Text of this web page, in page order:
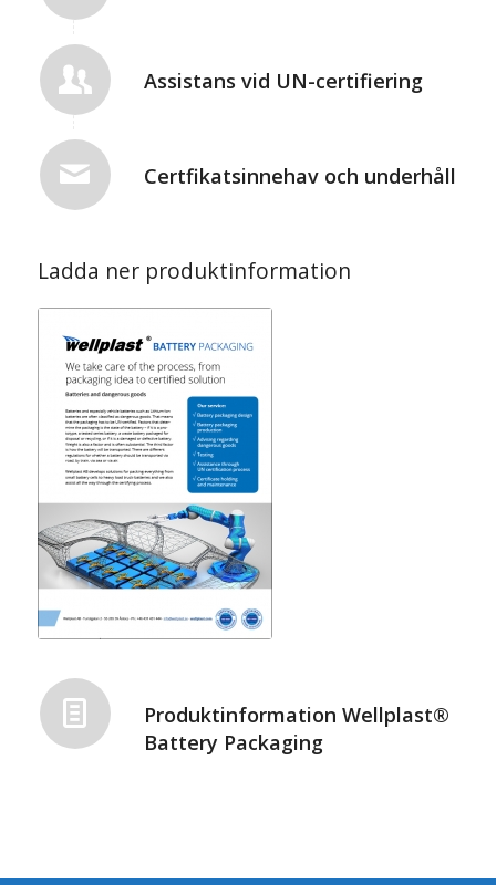
Assistans vid UN-certifiering
Certfikatsinnehav och underhåll
Ladda ner produktinformation
Produktinformation Wellplast®
Battery Packaging